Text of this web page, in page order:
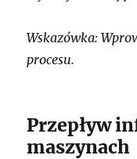
Wskazówka:
procesu.
Przepływ
maszynach